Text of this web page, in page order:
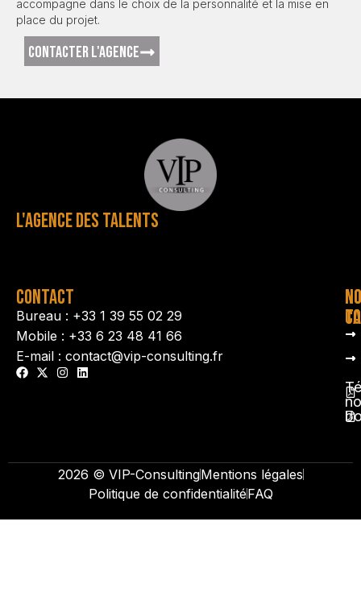
accompagne dans le choix de la personnalité et la mise en
place du projet.
CONTACTER L'AGENCE
L'AGENCE DES TALENTS
CONTACT
Bureau : +33 1 39 55 02 29
Mobile : +33 6 23 48 41 66
E-mail : contact@vip-consulting.fr
2026 © VIP-ConsultingMentions légales
Politique de confidentialitéFAQ